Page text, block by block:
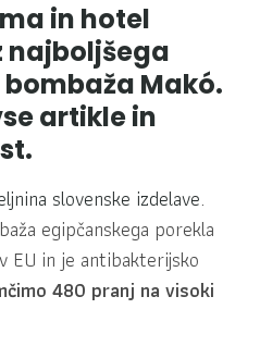
in hotel
najboljšega
Makó.
artikle in
slovenske izdelave.
egipčanskega porekla
EU in je antibakterijsko
480 pranj na visoki